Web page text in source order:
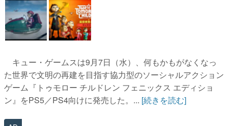
キュー・ゲームスは9月7日（水）、何もかもがなくなっ
た世界で文明の再建を目指す協力型のソーシャルアクション
ゲーム『トゥモロー チルドレン フェニックス エディショ
ン』をPS5／PS4向けに発売した。... [続きを読む]